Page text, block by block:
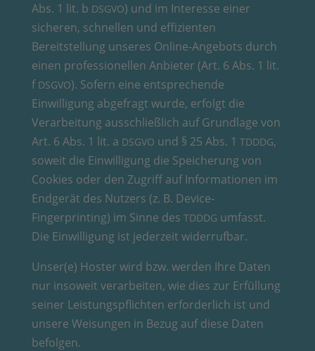
Abs. 1 lit. b DSGVO) und im Interesse einer
sicheren, schnellen und effizienten
Bereitstellung unseres Online-Angebots durch
einen professionellen Anbieter (Art. 6 Abs. 1 lit.
f DSGVO). Sofern eine entsprechende
Einwilligung abgefragt wurde, erfolgt die
Verarbeitung ausschließlich auf Grundlage von
Art. 6 Abs. 1 lit. a DSGVO und § 25 Abs. 1 TDDDG,
soweit die Einwilligung die Speicherung von
Cookies oder den Zugriff auf Informationen im
Endgerät des Nutzers (z. B. Device-
Fingerprinting) im Sinne des TDDDG umfasst.
Die Einwilligung ist jederzeit widerrufbar.
Unser(e) Hoster wird bzw. werden Ihre Daten
nur insoweit verarbeiten, wie dies zur Erfüllung
seiner Leistungspflichten erforderlich ist und
unsere Weisungen in Bezug auf diese Daten
befolgen.